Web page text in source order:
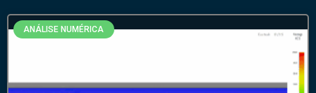
ANÁLISE NUMÉRICA